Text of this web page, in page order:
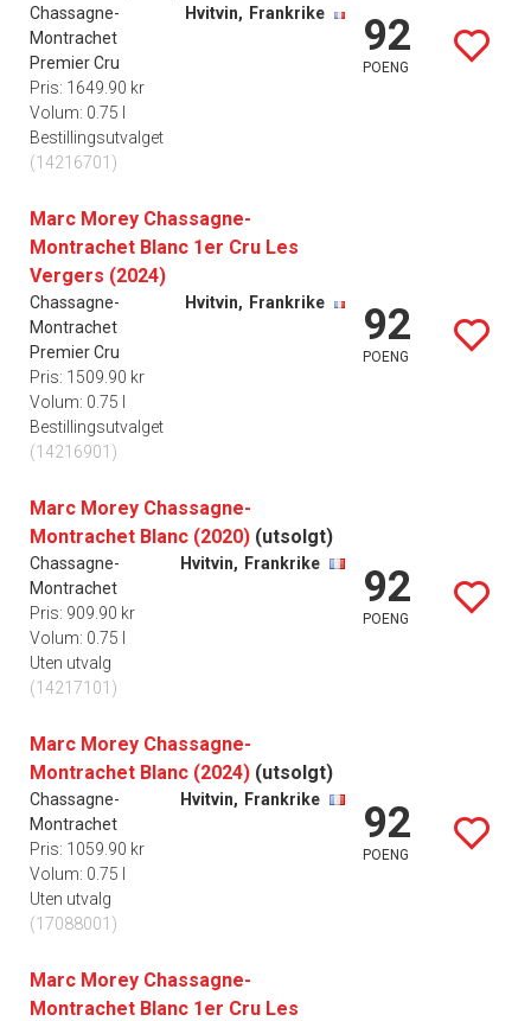
Chassagne-
Montrachet
Premier Cru
Hvitvin, Frankrike
Pris: 1649.90 kr
Volum: 0.75 l
Bestillingsutvalget
(14216701)
92
POENG
Marc Morey Chassagne-
Montrachet Blanc 1er Cru Les
Vergers (2024)
Chassagne-
Montrachet
Premier Cru
Hvitvin, Frankrike
Pris: 1509.90 kr
Volum: 0.75 l
Bestillingsutvalget
(14216901)
92
POENG
Marc Morey Chassagne-
Montrachet Blanc (2020) (utsolgt)
Chassagne-
Montrachet
Hvitvin, Frankrike
Pris: 909.90 kr
Volum: 0.75 l
Uten utvalg
(14217101)
92
POENG
Marc Morey Chassagne-
Montrachet Blanc (2024) (utsolgt)
Chassagne-
Montrachet
Hvitvin, Frankrike
Pris: 1059.90 kr
Volum: 0.75 l
Uten utvalg
(17088001)
92
POENG
Marc Morey Chassagne-
Montrachet Blanc 1er Cru Les